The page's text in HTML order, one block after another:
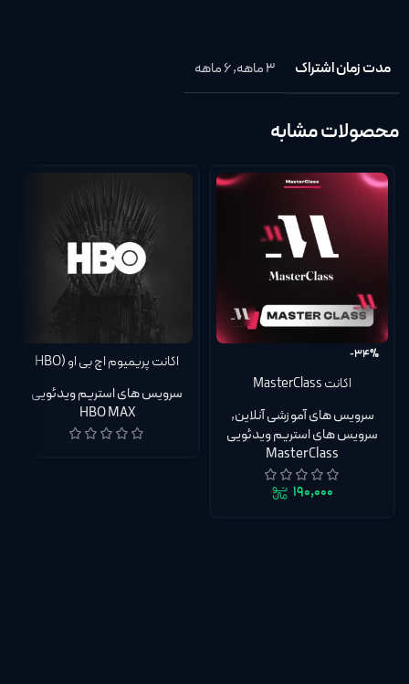
مدت زمان اشتراک 3 ماهه ,6 ماهه
محصولات مشابه
-34%
اکانت MasterClass
سریع
سرویس های آموزشی آنلاین,
سرویس های استریم ویدئویی
MasterClass
۱۹۰,۰۰۰
اکانت پریمیوم اچ بی او (HBO
سرویس های استریم ویدئویی
HBO MAX